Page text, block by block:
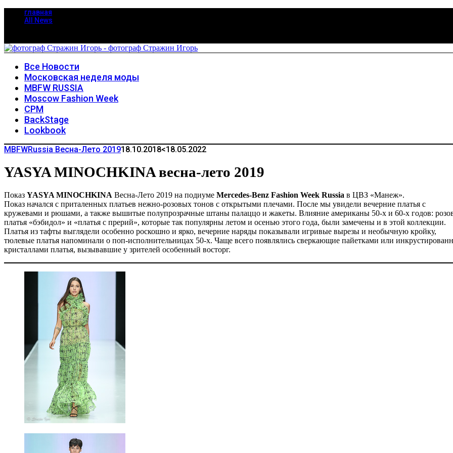
главная
All News
Все Новости
Московская неделя моды
MBFW RUSSIA
Moscow Fashion Week
CPM
BackStage
Lookbook
MBFWRussia Весна-Лето 201918.10.2018<18.05.2022
YASYA MINOCHKINA весна-лето 2019
Показ YASYA MINOCHKINA Весна-Лето 2019 на подиуме Mercedes-Benz Fashion Week Russia в ЦВЗ «Манеж».
Показ начался с приталенных платьев нежно-розовых тонов с открытыми плечами. После мы увидели вечерние платья с
кружевами и рюшами, а также вышитые полупрозрачные штаны палаццо и жакеты. Влияние американы 50-х и 60-х годов:
платья «бэбидол» и «платья с прерий», которые так популярны летом и осенью этого года, были замечены и в этой коллекции.
Платья из тафты выглядели особенно роскошно и ярко, вечерние наряды показывали игривые вырезы и необычную кройку,
тюлевые платья напоминали о поп-исполнительницах 50-х. Чаще всего появлялись сверкающие пайетками или
кристаллами платья, вызывавшие у зрителей особенный восторг.